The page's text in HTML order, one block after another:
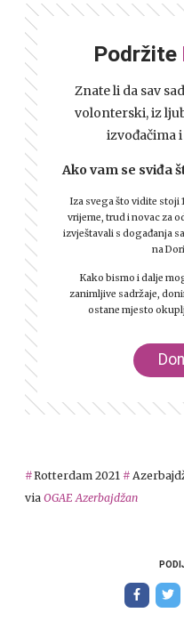
Podržite
Znate li da sav
volonterski, iz
izvođačima
Ako vam se sviđa
Iza svega što vidite stoji
vrijeme, trud i novac za
izvještavali s događanja
na
Kako bismo i dalje
zanimljive sadržaje,
ostane mjesto
Rotterdam 2021
via OGAE Azerbajdžan